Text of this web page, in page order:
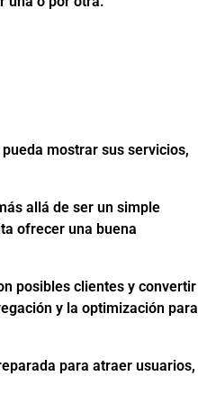
mostrar sus servicios,
allá de ser un simple
ofrecer una buena
posibles clientes y convertir
y la optimización para
para atraer usuarios,